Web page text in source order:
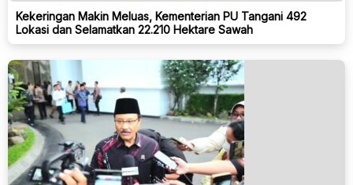
Kekeringan Makin Meluas, Kementerian PU Tangani 492
Lokasi dan Selamatkan 22.210 Hektare Sawah